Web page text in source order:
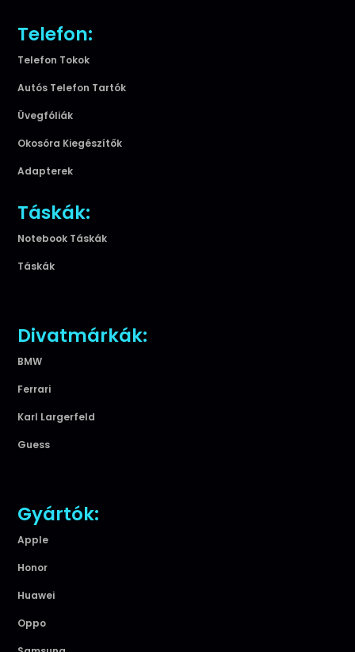
Telefon:
Telefon Tokok
Autós Telefon Tartók
Üvegfóliák
Okosóra Kiegészítők
Adapterek
Táskák:
Notebook Táskák
Táskák
Divatmárkák:
BMW
Ferrari
Karl Largerfeld
Guess
Gyártók:
Apple
Honor
Huawei
Oppo